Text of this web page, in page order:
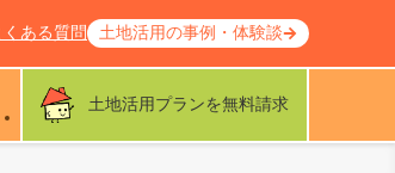
土地活用プランを無料請求
くある質問 土地活用の事例・体験談